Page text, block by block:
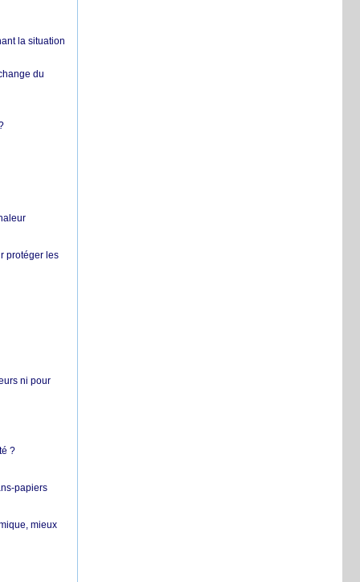
la situation
du
protéger les
ni pour
?
papiers
mieux